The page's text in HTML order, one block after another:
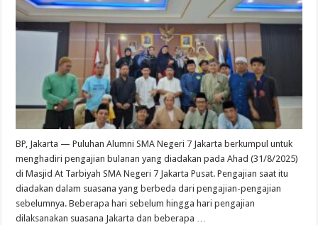
BP, Jakarta — Puluhan Alumni SMA Negeri 7 Jakarta berkumpul untuk
menghadiri pengajian bulanan yang diadakan pada Ahad (31/8/2025)
di Masjid At Tarbiyah SMA Negeri 7 Jakarta Pusat. Pengajian saat itu
diadakan dalam suasana yang berbeda dari pengajian-pengajian
sebelumnya. Beberapa hari sebelum hingga hari pengajian
dilaksanakan suasana Jakarta dan beberapa …